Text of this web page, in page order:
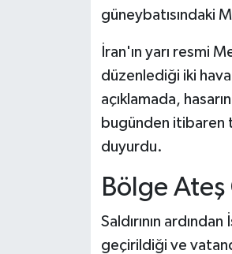
güneybatısındaki
İran'ın yarı resmi
düzenlediği iki hava
açıklamada,
bugünden itibaren
duyurdu.
Bölge
Saldırının
geçirildiği ve